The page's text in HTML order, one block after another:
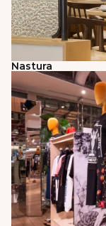
Nastura